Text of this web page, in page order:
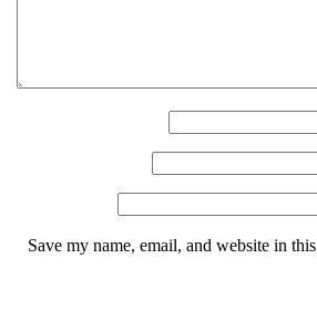
Save my name, email, and website in